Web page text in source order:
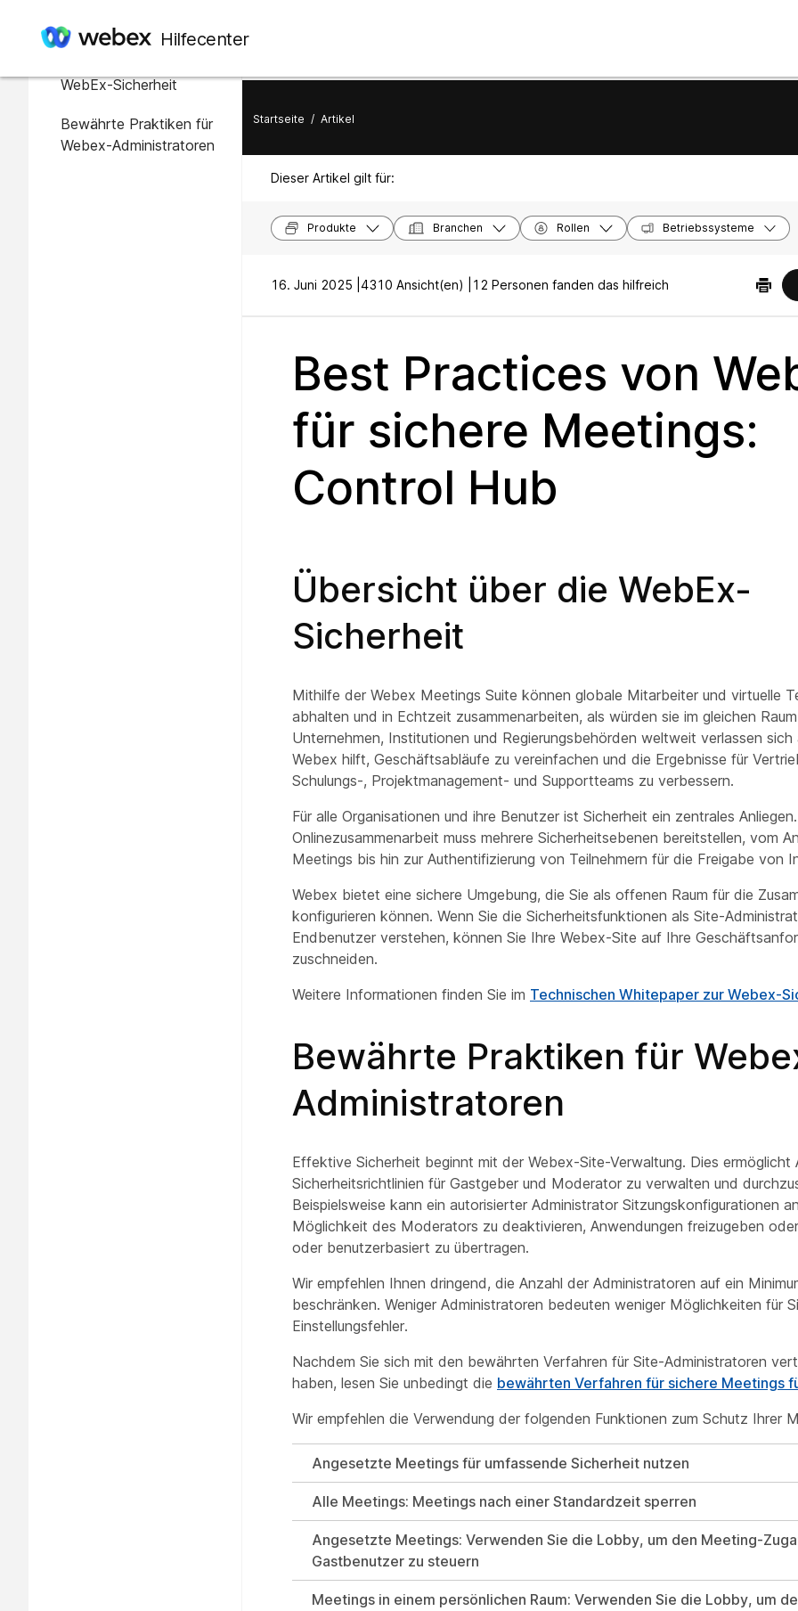
Hilfecenter
In diesem Artikel
WebEx-Sicherheit
Bewährte Praktiken für
Webex-Administratoren
Startseite / Artikel
Dieser Artikel gilt für:
Produkte Branchen Rollen Betriebssysteme
16. Juni 2025 | 4310 Ansicht(en) | 12 Personen fanden das hilfreich
Best Practices von
für sichere Meetings:
Control Hub
Übersicht über die WebEx-
Sicherheit
Mithilfe der Webex Meetings Suite können globale Mitarbeiter und virtuelle
abhalten und in Echtzeit zusammenarbeiten, als würden sie im gleichen
Unternehmen, Institutionen und Regierungsbehörden weltweit verlassen sich
Webex hilft, Geschäftsabläufe zu vereinfachen und die Ergebnisse für
Schulungs-, Projektmanagement- und Supportteams zu verbessern.
Für alle Organisationen und ihre Benutzer ist Sicherheit ein zentrales
Onlinezusammenarbeit muss mehrere Sicherheitsebenen bereitstellen, vom
Meetings bis hin zur Authentifizierung von Teilnehmern für die Freigabe von
Webex bietet eine sichere Umgebung, die Sie als offenen Raum für die
konfigurieren können. Wenn Sie die Sicherheitsfunktionen als Site-
Endbenutzer verstehen, können Sie Ihre Webex-Site auf Ihre
zuschneiden.
Weitere Informationen finden Sie im Technischen Whitepaper zur Webex-
Bewährte Praktiken für
Administratoren
Effektive Sicherheit beginnt mit der Webex-Site-Verwaltung. Dies ermöglicht
Sicherheitsrichtlinien für Gastgeber und Moderator zu verwalten und
Beispielsweise kann ein autorisierter Administrator Sitzungskonfigurationen
Möglichkeit des Moderators zu deaktivieren, Anwendungen freizugeben
oder benutzerbasiert zu übertragen.
Wir empfehlen Ihnen dringend, die Anzahl der Administratoren auf ein
beschränken. Weniger Administratoren bedeuten weniger Möglichkeiten für
Einstellungsfehler.
Nachdem Sie sich mit den bewährten Verfahren für Site-Administratoren
haben, lesen Sie unbedingt die bewährten Verfahren für sichere Meetings
Wir empfehlen die Verwendung der folgenden Funktionen zum Schutz Ihrer
Angesetzte Meetings für umfassende Sicherheit nutzen
Alle Meetings: Meetings nach einer Standardzeit sperren
Angesetzte Meetings: Verwenden Sie die Lobby, um den Meeting-
Gastbenutzer zu steuern
Meetings in einem persönlichen Raum: Verwenden Sie die Lobby, um